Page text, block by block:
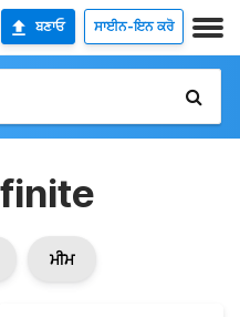
ਬਣਾਓ ਸਾਈਨ-ਇਨ ਕਰੋ
ਮੀਮ